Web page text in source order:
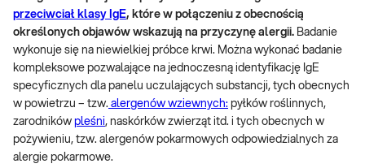
przeciwciał klasy IgE, które w połączeniu z obecnością
określonych objawów wskazują na przyczynę alergii. Badanie
wykonuje się na niewielkiej próbce krwi. Można wykonać badanie
kompleksowe pozwalające na jednoczesną identyfikację IgE
specyficznych dla panelu uczulających substancji, tych obecnych
w powietrzu – tzw. alergenów wziewnych: pyłków roślinnych,
zarodników pleśni, naskórków zwierząt itd. i tych obecnych w
pożywieniu, tzw. alergenów pokarmowych odpowiedzialnych za
alergie pokarmowe.